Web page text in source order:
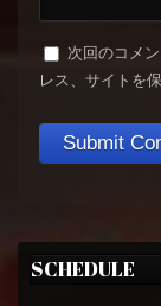
次回のコメ
レス、サイトを
SCHEDULE